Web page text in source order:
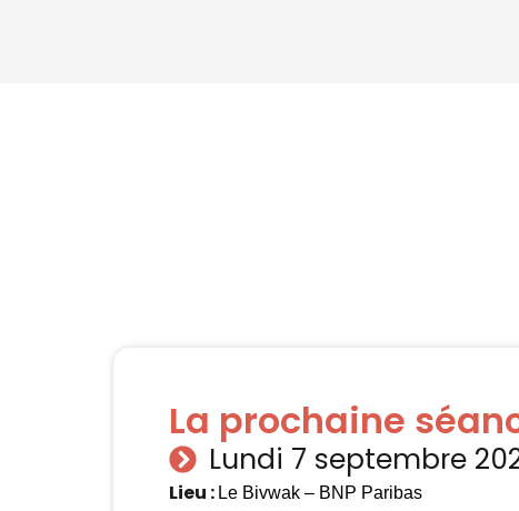
La prochaine
Lundi 7 septembre
Lieu : Le Bivwak – BNP Paribas